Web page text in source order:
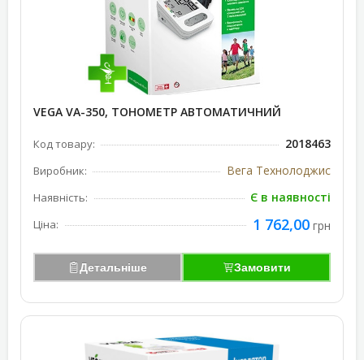
VEGA VA-350, ТОНОМЕТР АВТОМАТИЧНИЙ
Код товару: 2018463
Виробник: Вега Технолоджис
Наявність: Є в наявності
Ціна: 1 762,00 грн
Детальніше Замовити